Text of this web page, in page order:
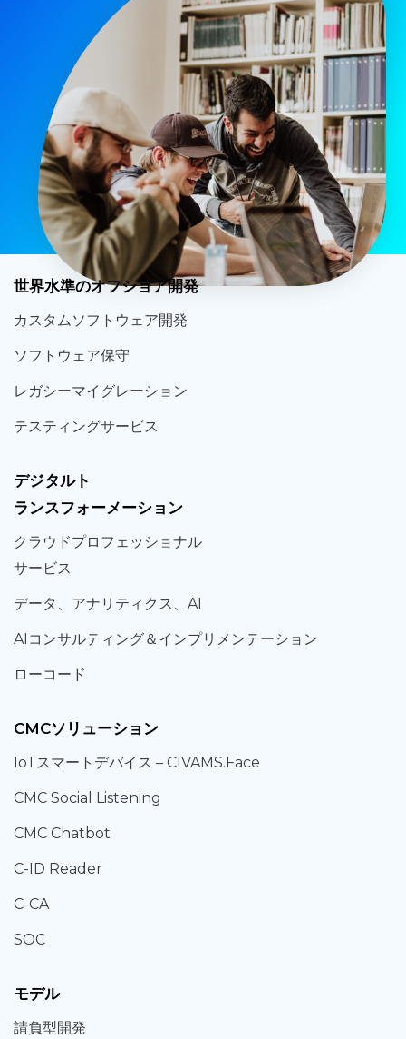
世界水準のオフショア開発
カスタムソフトウェア開発
ソフト ウェア保守
レガシーマイグレーション
テスティングサービス
デジタルト
ランスフォーメーション
クラウドプロフェッショナル
サービス
データ、 アナリティクス、 AI
AIコンサルティング＆ インプリメンテーション
ローコード
CMCソリューション
IoTスマートデバイス – CIVAMS.Face
CMC Social Listening
CMC Chatbot
C-ID Reader
C-CA
SOC
モデル
請負型開発